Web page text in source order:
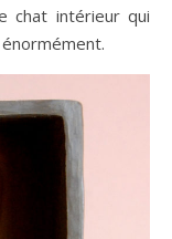
chat intérieur qui